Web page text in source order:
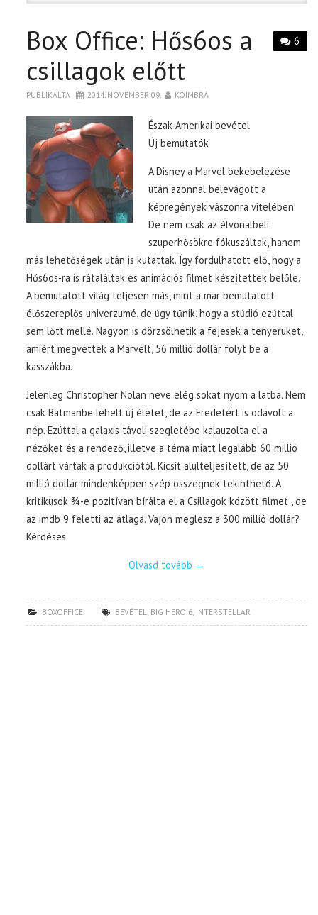
PÓLÓ RENDELÉS
6
Box Office: Hős6os a
csillagok előtt
PUBLIKÁLTA 2014. NOVEMBER 09. KOIMBRA
Észak-Amerikai bevétel
Új bemutatók
A Disney a Marvel bekebelezése
után azonnal belevágott a
képregények vászonra vitelében.
De nem csak az élvonalbeli
szuperhősökre fókuszáltak, hanem
más lehetőségek után is kutattak. Így fordulhatott elő, hogy a
Hős6os-ra is rátaláltak és animációs filmet készítettek belőle.
A bemutatott világ teljesen más, mint a már bemutatott
élőszereplős univerzumé, de úgy tűnik, hogy a stúdió ezúttal
sem lőtt mellé. Nagyon is dörzsölhetik a fejesek a tenyerüket,
amiért megvették a Marvelt, 56 millió dollár folyt be a
kasszákba.
Jelenleg Christopher Nolan neve elég sokat nyom a latba. Nem
csak Batmanbe lehelt új életet, de az Eredetért is odavolt a
nép. Ezúttal a galaxis távoli szegletébe kalauzolta el a
nézőket és a rendező, illetve a téma miatt legalább 60 millió
dollárt vártak a produkciótól. Kicsit alulteljesített, de az 50
millió dollár mindenképpen szép összegnek tekinthető. A
kritikusok ¾-e pozitívan bírálta el a Csillagok között filmet , de
az imdb 9 feletti az átlaga. Vajon meglesz a 300 millió dollár?
Kérdéses.
Olvasd tovább →
BOXOFFICE BEVÉTEL, BIG HERO 6, INTERSTELLAR